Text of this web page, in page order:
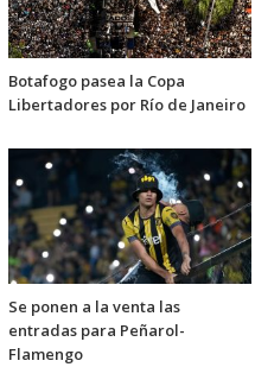
Botafogo pasea la Copa
Libertadores por Río de Janeiro
Se ponen a la venta las
entradas para Peñarol-
Flamengo